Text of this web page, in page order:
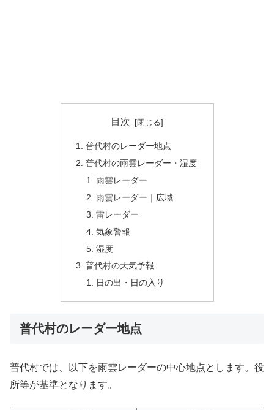
目次
普代村のレーダー地点
普代村の雨雲レーダー・湿度
雨雲レーダー
雨雲レーダー｜広域
雷レーダー
気象警報
湿度
普代村の天気予報
日の出・日の入り
普代村のレーダー地点
普代村では、以下を雨雲レーダーの中心地点とします。役
所等が基準となります。